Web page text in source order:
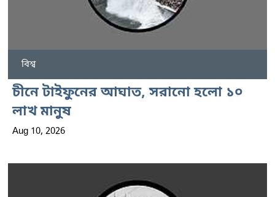
বিশ্ব
চীনে টাইফুনের আঘাত, সরানো হলো ১০
লাখ মানুষ
Aug 10, 2026